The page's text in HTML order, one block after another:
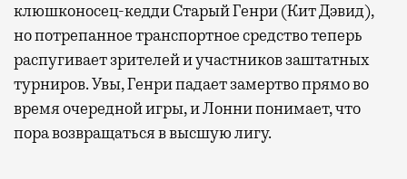
клюшконосец-кедди Старый Генри (Кит Дэвид),
но потрепанное транспортное средство теперь
распугивает зрителей и участников заштатных
турниров. Увы, Генри падает замертво прямо во
время очередной игры, и Лонни понимает, что
пора возвращаться в высшую лигу.